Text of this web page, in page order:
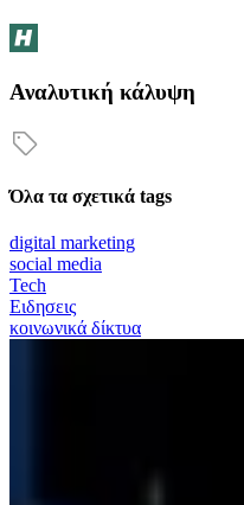
Αναλυτική κάλυψη
Όλα τα σχετικά tags
digital marketing
social media
Tech
Ειδησεις
κοινωνικά δίκτυα